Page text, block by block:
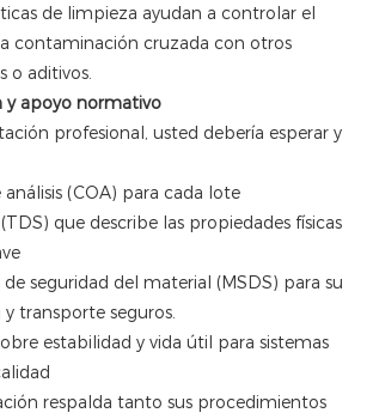
de limpieza ayudan a controlar el
contaminación cruzada con otros
o aditivos.
y apoyo normativo
profesional, usted debería esperar y
(COA) para cada lote
que describe las propiedades físicas
seguridad del material (MSDS) para su
transporte seguros.
estabilidad y vida útil para sistemas
respalda tanto sus procedimientos